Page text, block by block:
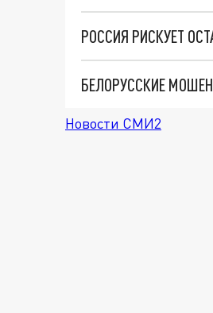
РОССИЯ РИСКУЕТ
БЕЛОРУССКИЕ
Новости СМИ2